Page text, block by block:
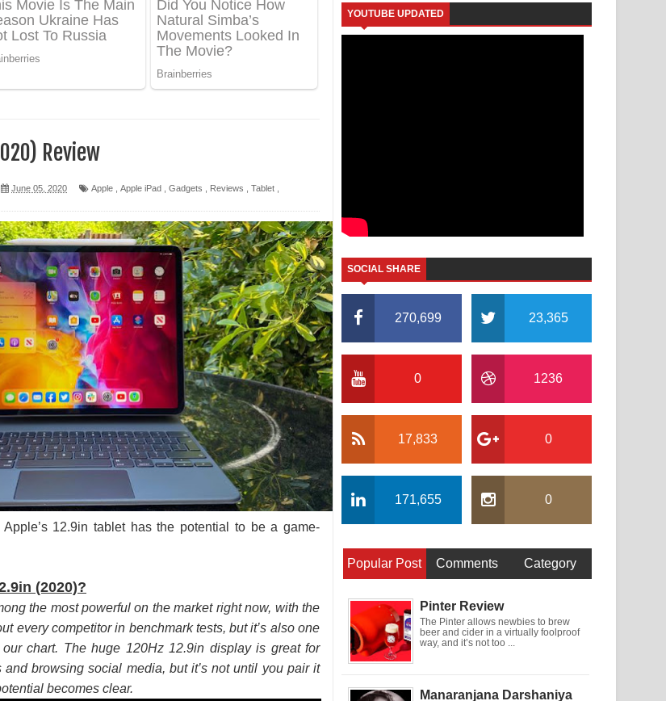
පද පෙළ
Review
June 05, 2020 Apple Apple iPad Gadgets Reviews Tablet
12.9in tablet has the potential to be a game-
(2020)?
the most powerful on the market right now, with the
every competitor in benchmark tests, but it’s also one
chart. The huge 120Hz 12.9in display is great for
browsing social media, but it’s not until you pair it
becomes clear.
YOUTUBE UPDATED
SOCIAL SHARE
270,699 23,365
0 1236
17,833 0
171,655 0
Popular Post Comments Category
Pinter Review
The Pinter allows newbies to brew
beer and cider in a virtually foolproof
way, and it’s not too ...
Manaranjana Darshaniya